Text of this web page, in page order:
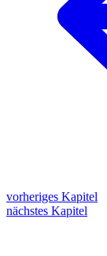
vorheriges Kapitel
nächstes Kapitel